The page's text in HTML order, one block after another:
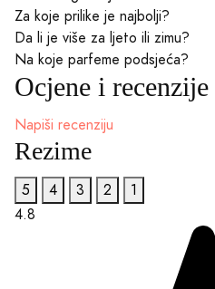
Za koje prilike je najbolji?
Da li je više za ljeto ili zimu?
Na koje parfeme podsjeća?
Ocjene i recenzije
Napiši recenziju
Rezime
5 4 3 2
1
4.8